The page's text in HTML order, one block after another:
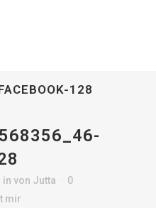
128
in von Jutta
0
mir